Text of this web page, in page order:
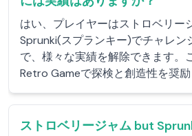
はい、プレイヤーはストロベリー
Sprunki(スプランキー)でチャレン
で、様々な実績を解除できます。
Retro Gameで探検と創造性を奨励
ストロベリージャム but